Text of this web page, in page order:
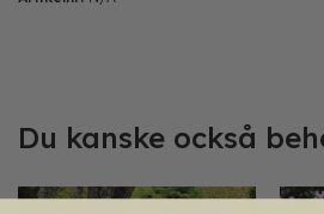
Du kanske också